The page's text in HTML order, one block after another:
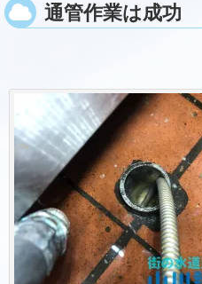
通管作業は成功